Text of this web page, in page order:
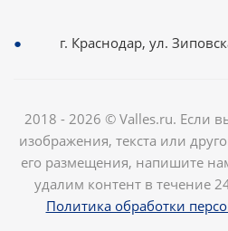
г. Краснодар, ул.
2018 - 2026 © Valles.ru. Если
изображения, текста или
его размещения, напишите
удалим контент в течение
Политика обработки